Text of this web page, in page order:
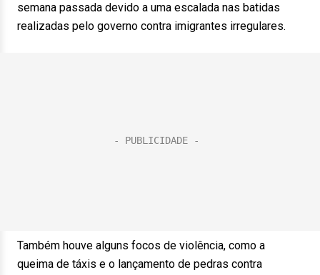
semana passada devido a uma escalada nas batidas
realizadas pelo governo contra imigrantes irregulares.
Também houve alguns focos de violência, como a
queima de táxis e o lançamento de pedras contra